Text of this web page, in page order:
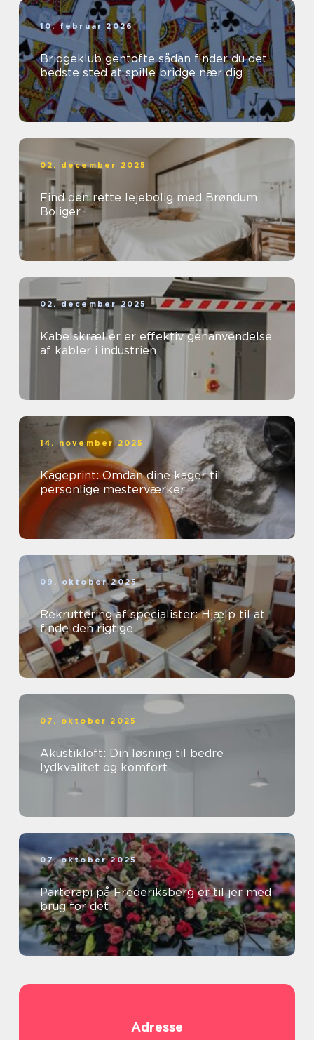
10. februar 2026
Bridgeklub gentofte sådan finder du det
bedste sted at spille bridge nær dig
02. december 2025
Find den rette lejebolig med Brøndum
Boliger
02. december 2025
Kabelskræller er effektiv genanvendelse
af kabler i industrien
14. november 2025
Kageprint: Omdan dine kager til
personlige mesterværker
09. oktober 2025
Rekruttering af specialister: Hjælp til at
finde den rigtige
07. oktober 2025
Akustikloft: Din løsning til bedre
lydkvalitet og komfort
07. oktober 2025
Parterapi på Frederiksberg er til jer med
brug for det
Adresse